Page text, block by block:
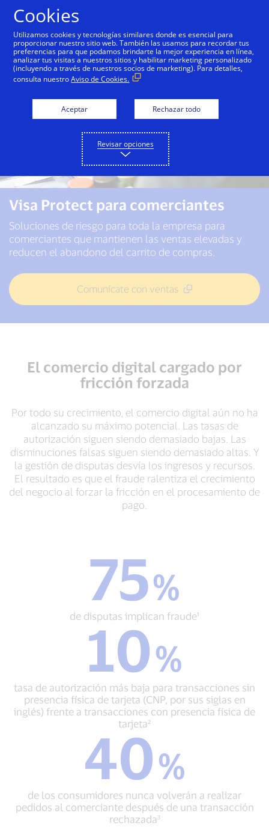
Visa Protect para comerciantes
Soluciones de riesgo para toda la empresa para
comerciantes que mantienen las ventas elevadas y
reducen el abandono del carrito de compras.
Comunícate con ventas
El comercio digital cargado por
fricción forzada
Por todo su crecimiento, el comercio digital aún no ha
alcanzado su máximo potencial. Las tasas de
autorización siguen siendo demasiado bajas. Las
disminuciones falsas siguen siendo demasiado altas. Y
la gestión de disputas desvía los ingresos y recursos.
El resultado es que el fraude ralentiza el crecimiento
del negocio al forzar la fricción en el procesamiento de
pago.
75
%
de
disputas
implican
fraude¹
75%
de disputas implican fraude¹
10
%
tasa
de
autorización
más
baja
para
transacciones
sin
presencia
física
de
(CNP,
por
sus
10%
tasa de autorización más baja para transacciones sin
presencia física de tarjeta (CNP, por sus siglas en
inglés) frente a transacciones con presencia física de
tarjeta²
40
de
los
consumidores
nunca
volverán
a
40%
de los consumidores nunca volverán a realizar
pedidos al comerciante después de una transacción
rechazada³
Cookies
Utilizamos cookies y tecnologías similares donde es esencial para
proporcionar nuestro sitio web. También las usamos para recordar tus
preferencias para que podamos brindarte la mejor experiencia en línea,
analizar tus visitas a nuestros sitios y habilitar marketing personalizado
(incluyendo a través de nuestros socios de marketing). Para detalles,
consulta nuestroAviso de Cookies.
Aceptar Rechazar todo
Revisar opciones